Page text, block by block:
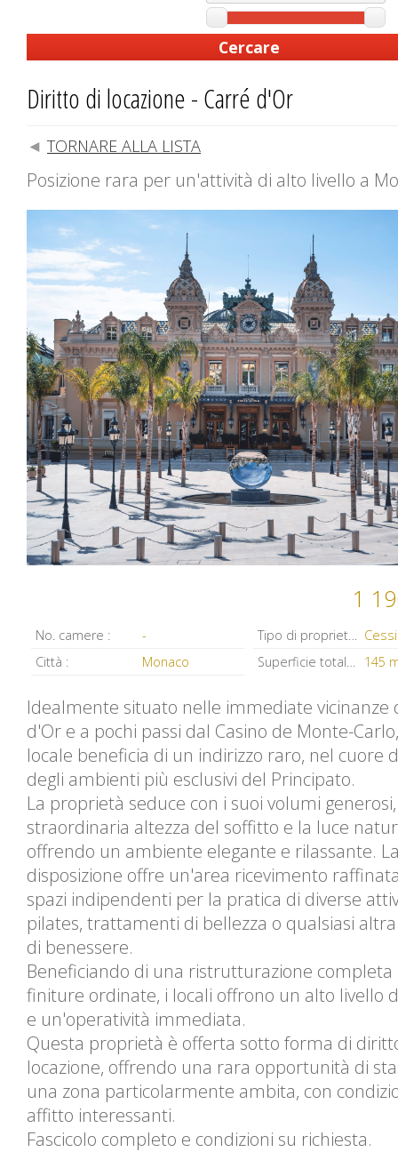
Diritto di locazione - Carré d'Or
TORNARE ALLA LISTA
Posizione rara per un'attività di alto livello a
1
No. camere : -
Tipo di proprietà :
Città :
Monaco Superficie totale : 145
Idealmente situato nelle immediate vicinanze
d'Or e a pochi passi dal Casino de Monte-
locale beneficia di un indirizzo raro, nel cuore
degli ambienti più esclusivi del Principato.
La proprietà seduce con i suoi volumi
straordinaria altezza del soffitto e la luce
offrendo un ambiente elegante e rilassante.
disposizione offre un'area ricevimento
spazi indipendenti per la pratica di diverse
pilates, trattamenti di bellezza o qualsiasi
di benessere.
Beneficiando di una ristrutturazione completa
finiture ordinate, i locali offrono un alto livello
e un'operatività immediata.
Questa proprietà è offerta sotto forma di
locazione, offrendo una rara opportunità di
una zona particolarmente ambita, con
affitto interessanti.
Fascicolo completo e condizioni su richiesta.